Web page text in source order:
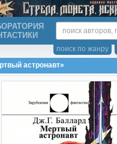
поиск по жанру
астронавт»